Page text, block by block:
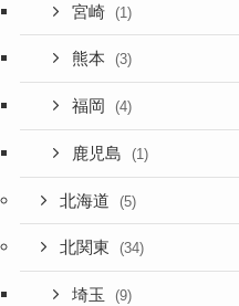
宮崎 (1)
熊本 (3)
福岡 (4)
鹿児島 (1)
北海道 (5)
北関東 (34)
埼玉 (9)